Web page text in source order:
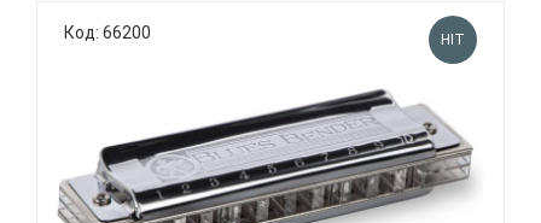
подарка другу музыканту. Технические
характеристики: Диатоническая губная гармоника
Платы: медь (0,9 мм) Мате..
Код: 66200 HIT